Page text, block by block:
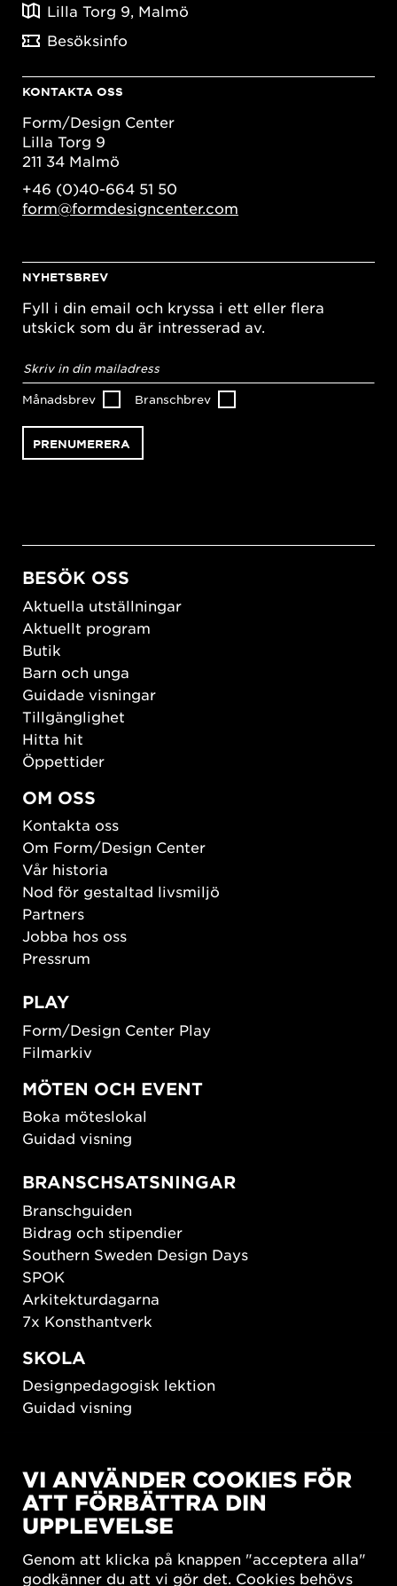
Lilla Torg 9, Malmö
Besöksinfo
KONTAKTA OSS
Form/Design Center
Lilla Torg 9
211 34 Malmö
+46 (0)40-664 51 50
form@formdesigncenter.com
NYHETSBREV
Fyll i din email och kryssa i ett eller flera
utskick som du är intresserad av.
postadress*
Månadsbrev Branschbrev
BESÖK OSS
Aktuella utställningar
Aktuellt program
Butik
Barn och unga
Guidade visningar
Tillgänglighet
Hitta hit
Öppettider
OM OSS
Kontakta oss
Om Form/Design Center
Vår historia
Nod för gestaltad livsmiljö
Partners
Jobba hos oss
Pressrum
PLAY
Form/Design Center Play
Filmarkiv
MÖTEN OCH EVENT
Boka möteslokal
Guidad visning
BRANSCHSATSNINGAR
Branschguiden
Bidrag och stipendier
Southern Sweden Design Days
SPOK
Arkitekturdagarna
7x Konsthantverk
SKOLA
Designpedagogisk lektion
Guidad visning
New European Bauhaus
SUSTAINORDIC
Share Future Living
What Matter_s
VI ANVÄNDER COOKIES FÖR
ATT FÖRBÄTTRA DIN
UPPLEVELSE
Genom att klicka på knappen "acceptera alla"
godkänner du att vi gör det. Cookies behövs